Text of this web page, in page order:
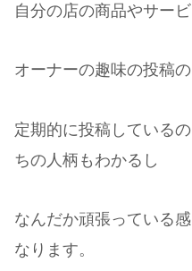
自分の店の商品やサー
オーナーの趣味の投稿
定期的に投稿している
ちの人柄もわかるし
なんだか頑張っている
なります。